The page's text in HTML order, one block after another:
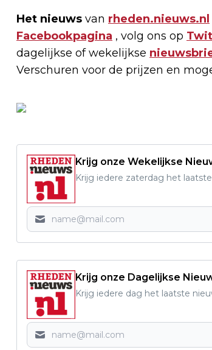
Het nieuws van rheden.nieuws.nl
Facebookpagina , volg ons op
dagelijkse of wekelijkse
Verschuren voor de prijzen en
Krijg onze Wekelijkse
Krijg iedere zaterdag het
Krijg onze Dagelijkse
Krijg iedere dag het laatste